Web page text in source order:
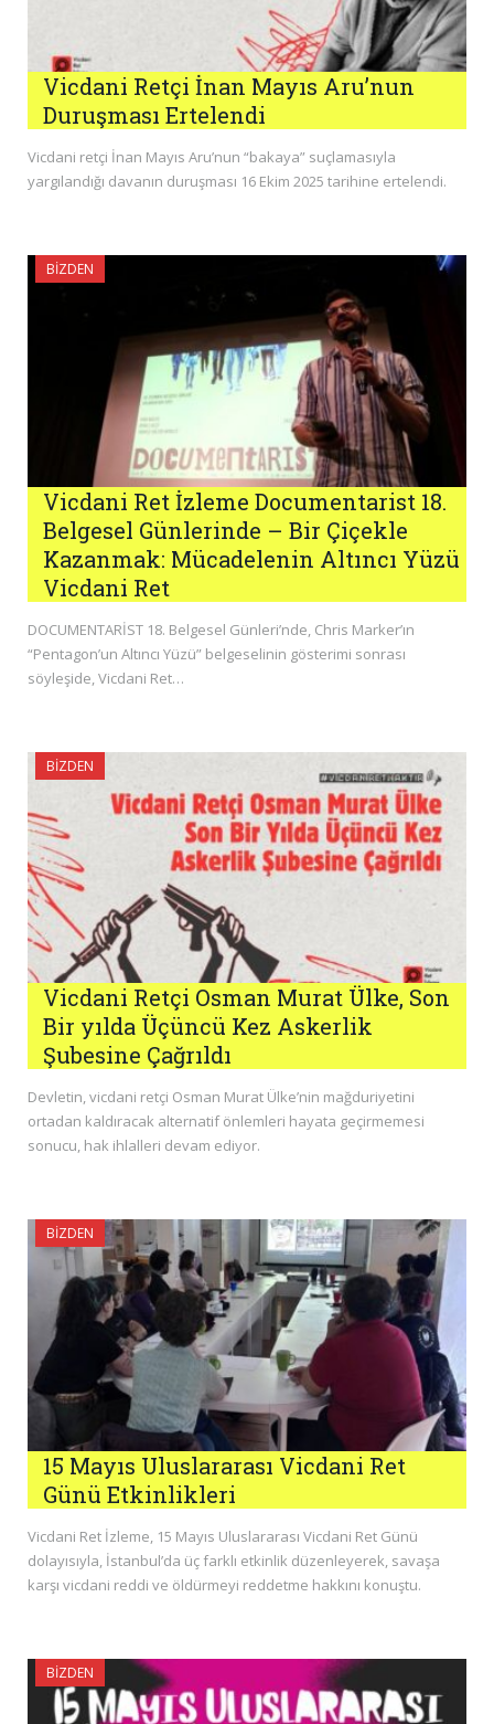
Vicdani Retçi İnan Mayıs Aru’nun
Duruşması Ertelendi
Vicdani retçi İnan Mayıs Aru’nun “bakaya” suçlamasıyla
yargılandığı davanın duruşması 16 Ekim 2025 tarihine ertelendi.
BIZDEN
Vicdani Ret İzleme Documentarist 18.
Belgesel Günlerinde – Bir Çiçekle
Kazanmak: Mücadelenin Altıncı Yüzü
Vicdani Ret
DOCUMENTARİST 18. Belgesel Günleri’nde, Chris Marker’ın
“Pentagon’un Altıncı Yüzü” belgeselinin gösterimi sonrası
söyleşide, Vicdani Ret…
BIZDEN
Vicdani Retçi Osman Murat Ülke, Son
Bir yılda Üçüncü Kez Askerlik
Şubesine Çağrıldı
Devletin, vicdani retçi Osman Murat Ülke’nin mağduriyetini
ortadan kaldıracak alternatif önlemleri hayata geçirmemesi
sonucu, hak ihlalleri devam ediyor.
BIZDEN
15 Mayıs Uluslararası Vicdani Ret
Günü Etkinlikleri
Vicdani Ret İzleme, 15 Mayıs Uluslararası Vicdani Ret Günü
dolayısıyla, İstanbul’da üç farklı etkinlik düzenleyerek, savaşa
karşı vicdani reddi ve öldürmeyi reddetme hakkını konuştu.
BIZDEN